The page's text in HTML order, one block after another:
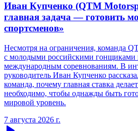
Иван Купченко (QTM
главная задача — готовить
спортсменов»
Несмотря на ограничения, команда
с молодыми российскими гонщиками
международным соревнованиям. В
руководитель Иван Купченко
команда, почему главная ставка
необходимо, чтобы однажды быть
мировой уровень.
7 августа 2026 г.